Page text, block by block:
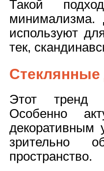
Такой
минимализма.
используют
тек,
Стеклянные
Этот тренд
Особенно
декоративным
зрительно
пространство.